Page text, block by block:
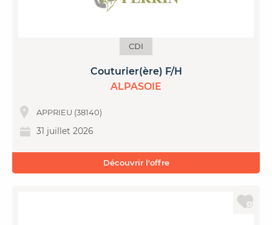
CDI
Couturier(ère) F/H
ALPASOIE
APPRIEU (38140)
31 juillet 2026
Découvrir l'offre